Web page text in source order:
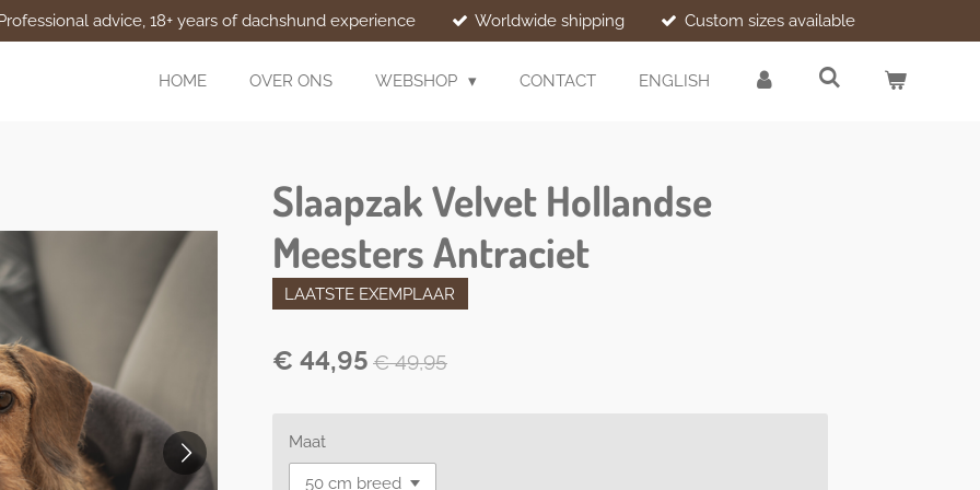
advice, 18+ years of dachshund experience Worldwide shipping Custom sizes available
HOME OVER ONS WEBSHOP CONTACT ENGLISH
Slaapzak Velvet Hollandse
Meesters Antraciet
LAATSTE EXEMPLAAR
€ 44,95 € 49,95
Maat